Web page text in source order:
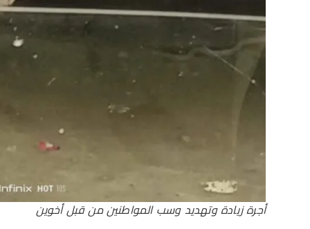
أجرة زيادة وتهديد وسب المواطنين من قبل أخوين